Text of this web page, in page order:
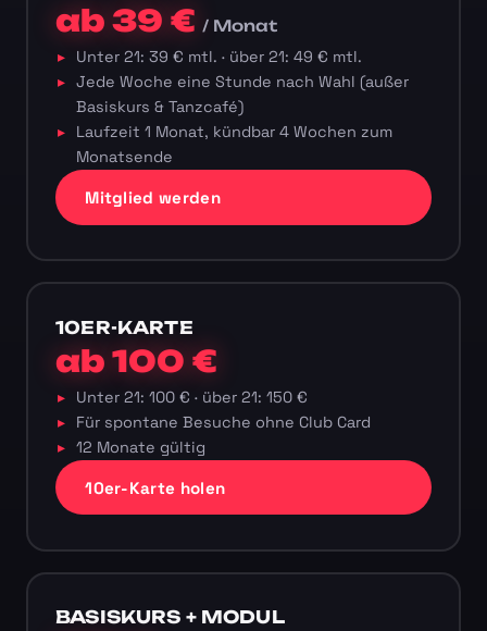
ab 39 €/ Monat
Unter 21: 39 € mtl. · über 21: 49 € mtl.
Jede Woche eine Stunde nach Wahl (außer
Basiskurs & Tanzcafé)
Laufzeit 1 Monat, kündbar 4 Wochen zum
Monatsende
Mitglied werden
10ER-KARTE
ab 100 €
Unter 21: 100 € · über 21: 150 €
Für spontane Besuche ohne Club Card
12 Monate gültig
10er-Karte holen
BASISKURS + MODUL